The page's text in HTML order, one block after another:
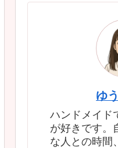
ゆ
ハンドメイド
が好きです。
な人との時間